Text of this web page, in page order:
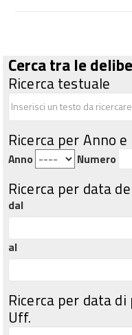
Cerca tra le
Ricerca testuale
Ricerca per Anno
Anno Numero
Ricerca per data
dal
al
Ricerca per data
Uff.